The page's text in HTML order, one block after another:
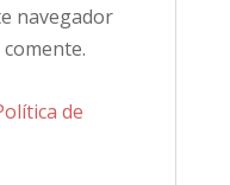
navegador
de